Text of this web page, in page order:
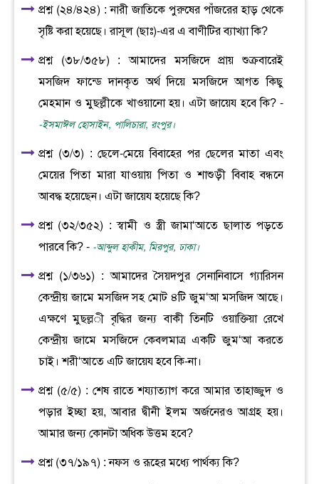
প্রশ্ন (২৪/৪২৪) : নারী জাতিকে পুরুষের পাঁজরের হাড় থেকে
সৃষ্টি করা হয়েছে। রাসূল (ছাঃ)-এর এ বাণীটির ব্যাখ্যা কি?
প্রশ্ন (৩৮/৩৫৮) : আমাদের মসজিদে প্রায় শুক্রবারেই
মসজিদ ফান্ডে দানকৃত অর্থ দিয়ে মসজিদে আগত কিছু
মেহমান ও মুছল্লীকে খাওয়ানো হয়। এটা জায়েয হবে কি? -
-ইসমাঈল হোসাইন, পালিচারা, রংপুর।
প্রশ্ন (৩/৩) : ছেলে-মেয়ে বিবাহের পর ছেলের মাতা এবং
মেয়ের পিতা মারা যাওয়ায় পিতা ও শাশুড়ী বিবাহ বন্ধনে
আবদ্ধ হয়েছেন। এটা জায়েয হয়েছে কি?
প্রশ্ন (৩২/৩৫২) : স্বামী ও স্ত্রী জামা‘আতে ছালাত পড়তে
পারবে কি? - -আব্দুল হাকীম, মিরপুর, ঢাকা।
প্রশ্ন (১/৩৬১) : আমাদের সৈয়দপুর সেনানিবাসে গ্যারিসন
কেন্দ্রীয় জামে মসজিদ সহ মোট ৪টি জুম‘আ মসজিদ আছে।
এক্ষণে মুছল্ল­ী বৃদ্ধির জন্য বাকী তিনটি ওয়াক্তিয়া রেখে
কেন্দ্রীয় জামে মসজিদে কেবলমাত্র একটি জুম‘আ করতে
চাই। শরী‘আতে এটি জায়েয হবে কি-না।
প্রশ্ন (৫/৫) : শেষ রাতে শয্যাত্যাগ করে আমার তাহাজ্জুদ ও
পড়ার ইচ্ছা হয়, আবার দ্বীনী ইলম অর্জনেরও আগ্রহ হয়।
আমার জন্য কোনটা অধিক উত্তম হবে?
প্রশ্ন (৩৭/১৯৭) : নফস ও রূহের মধ্যে পার্থক্য কি?